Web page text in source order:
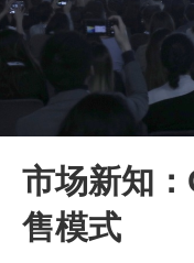
市场新知
售模式